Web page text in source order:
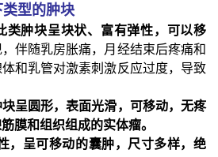
型的肿块
类肿块呈块状、富有弹性，可以移
伴随乳房胀痛，月经结束后疼痛和
和乳管对激素刺激反应过度，导致
呈圆形，表面光滑，可移动，无疼
膜和组织组成的实体瘤。
，呈可移动的囊肿，尺寸多样，绝